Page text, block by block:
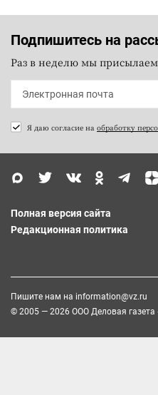
Подпишитесь на
Раз в неделю мы
Я даю согласие на обработку
Полная версия сайта
Редакционная политика
Пишите нам на information@vz.ru
© 2005 — 2026 ООО Деловая газета